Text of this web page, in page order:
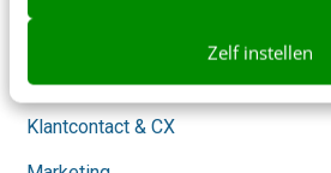
Zelf instellen
Content & Communicatie
Klantcontact & CX